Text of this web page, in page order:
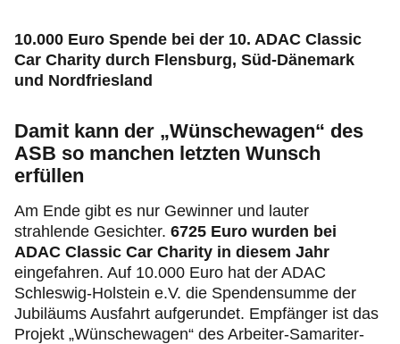
Jugend & Sport
Fahrsicherheit
Ihr ADAC Schleswig-Holstein
10.000 Euro Spende bei der 10. ADAC Classic
Car Charity durch Flensburg, Süd-Dänemark
und Nordfriesland
Damit kann der „Wünschewagen“ des
ASB so manchen letzten Wunsch
erfüllen
Am Ende gibt es nur Gewinner und lauter
strahlende Gesichter. 6725 Euro wurden bei
ADAC Classic Car Charity in diesem Jahr
eingefahren. Auf 10.000 Euro hat der ADAC
Schleswig-Holstein e.V. die Spendensumme der
Jubiläums Ausfahrt aufgerundet. Empfänger ist das
Projekt „Wünschewagen“ des Arbeiter-Samariter-